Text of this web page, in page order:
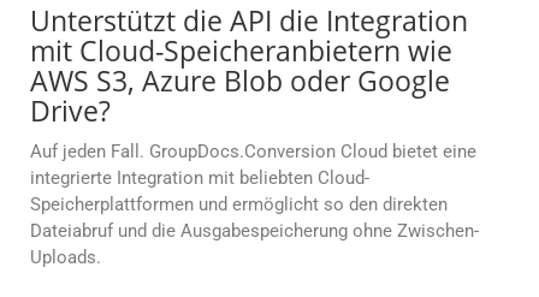
Unterstützt die API die Integration
mit Cloud-Speicheranbietern wie
AWS S3, Azure Blob oder Google
Drive?
Auf jeden Fall. GroupDocs.Conversion Cloud bietet eine
integrierte Integration mit beliebten Cloud-
Speicherplattformen und ermöglicht so den direkten
Dateiabruf und die Ausgabespeicherung ohne Zwischen-
Uploads.